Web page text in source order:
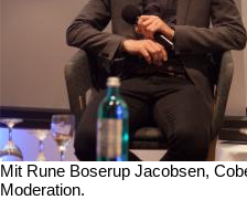
Mit Rune Boserup Jacobsen,
Moderation.